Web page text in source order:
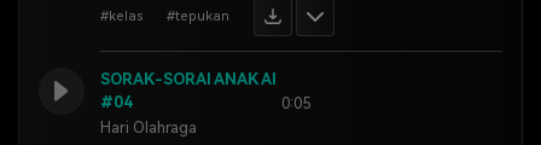
#kelas #tepukan
SORAK-SORAI ANAK AI
#04
Hari Olahraga
0:05